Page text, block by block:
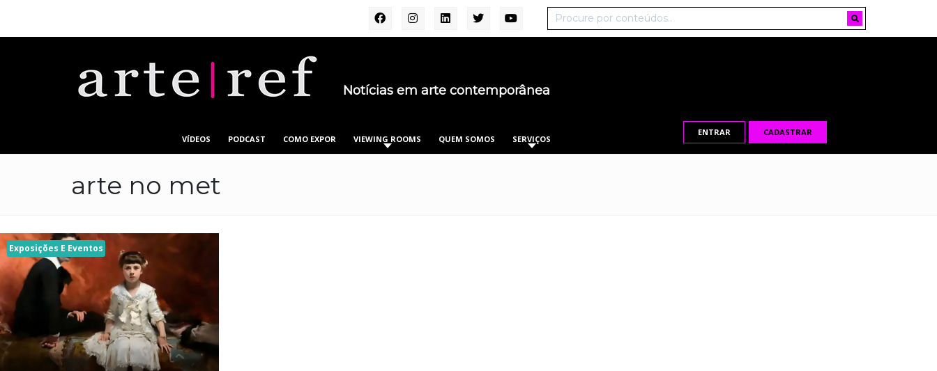
Notícias em arte contemporânea
VÍDEOS PODCAST COMO EXPOR VIEWING ROOMS QUEM SOMOS SERVIÇOS
ENTRAR CADASTRAR
arte no met
Exposições E Eventos